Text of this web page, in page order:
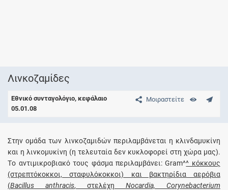
Λινκοζαμίδες
Μοιραστείτε
Εθνικό συνταγολόγιο, κεφάλαιο
05.01.08
Στην ομάδα των λινκοζαμιδών περιλαμβάνεται η κλινδαμυκίνη
και η λινκομυκίνη (η τελευταία δεν κυκλοφορεί στη χώρα μας).
Tο αντιμικροβιακό τους φάσμα περιλαμβάνει: Gram^^ κόκκους
(στρεπτόκοκκοι, σταφυλόκοκκοι) και βακτηρίδια αερόβια
(Bacillus anthracis, στελέχη Nocardia, Corynebacterium